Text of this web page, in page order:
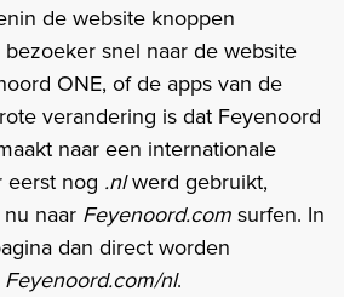
de website knoppen
snel naar de website
ONE, of de apps van de
verandering is dat Feyenoord
naar een internationale
eerst nog .nlwerd gebruikt,
naar Feyenoord.comsurfen. In
dan direct worden
Feyenoord.com/nl.